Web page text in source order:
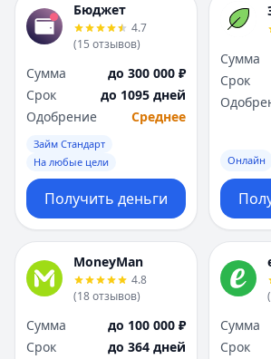
Бюджет
4.7
(15 отзывов)
Сумма
до 300 000 ₽
Срок
до 1095 дней
Одобрение
Среднее
Займ Стандарт
На любые цели
Получить деньги
Сумма
Срок
Онлайн
MoneyMan
4.8
(18отзывов)
Сумма
до 100 000 ₽
Срок
до 364 дней
(
Сумма
Срок